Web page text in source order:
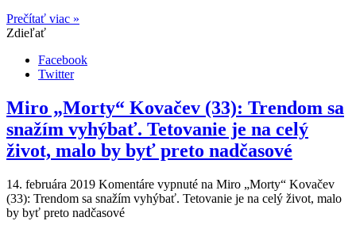
Prečítať viac »
Zdieľať
Facebook
Twitter
Miro „Morty“ Kovačev (33): Trendom sa
snažím vyhýbať. Tetovanie je na celý
život, malo by byť preto nadčasové
14. februára 2019 Komentáre vypnuté na Miro „Morty“ Kovačev
(33): Trendom sa snažím vyhýbať. Tetovanie je na celý život, malo
by byť preto nadčasové